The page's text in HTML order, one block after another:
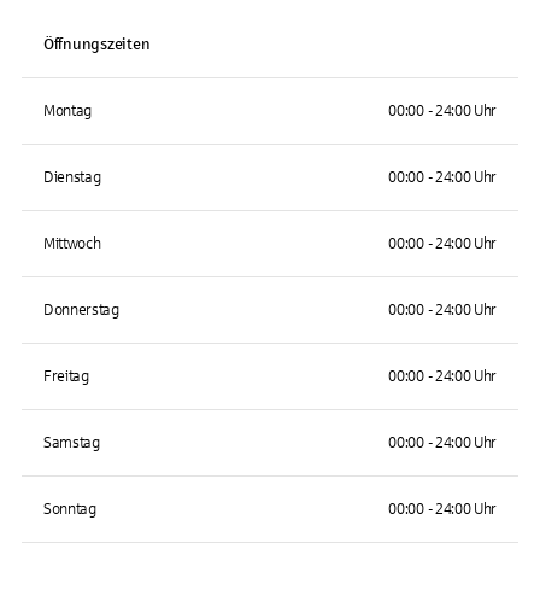
Öffnungszeiten
Montag 00:00 - 24:00 Uhr
Dienstag 00:00 - 24:00 Uhr
Mittwoch 00:00 - 24:00 Uhr
Donnerstag 00:00 - 24:00 Uhr
Freitag 00:00 - 24:00 Uhr
Samstag 00:00 - 24:00 Uhr
Sonntag 00:00 - 24:00 Uhr